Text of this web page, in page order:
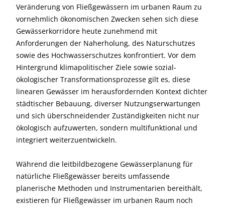
Veränderung von Fließgewässern im urbanen Raum zu
vornehmlich ökonomischen Zwecken sehen sich diese
Gewässerkorridore heute zunehmend mit
Anforderungen der Naherholung, des Naturschutzes
sowie des Hochwasserschutzes konfrontiert. Vor dem
Hintergrund klimapolitischer Ziele sowie sozial-
ökologischer Transformationsprozesse gilt es, diese
linearen Gewässer im herausfordernden Kontext dichter
städtischer Bebauung, diverser Nutzungserwartungen
und sich überschneidender Zuständigkeiten nicht nur
ökologisch aufzuwerten, sondern multifunktional und
integriert weiterzuentwickeln.
Während die leitbildbezogene Gewässerplanung für
natürliche Fließgewässer bereits umfassende
planerische Methoden und Instrumentarien bereithält,
existieren für Fließgewässer im urbanen Raum noch